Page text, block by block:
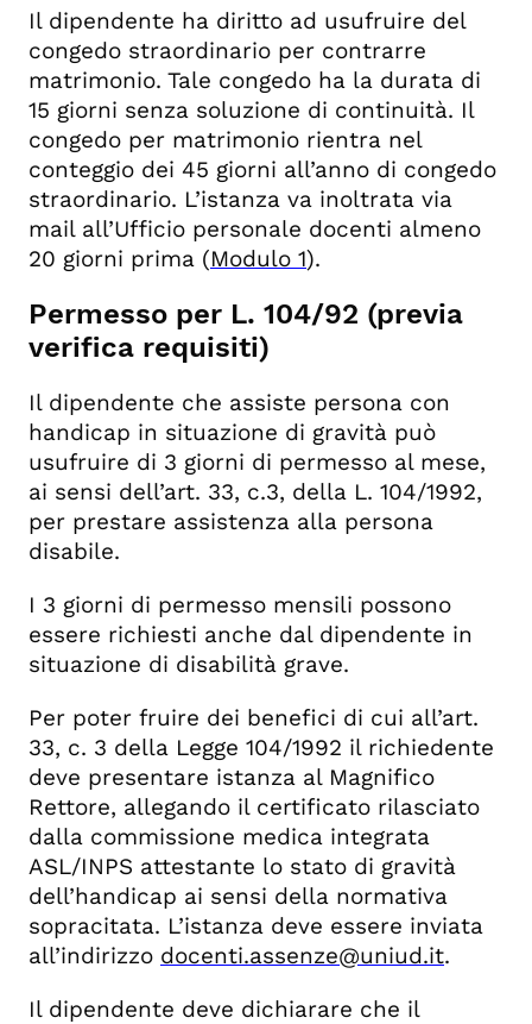
Il dipendente ha diritto ad usufruire del
congedo straordinario per contrarre
matrimonio. Tale congedo ha la durata di
15 giorni senza soluzione di continuità. Il
congedo per matrimonio rientra nel
conteggio dei 45 giorni all’anno di congedo
straordinario. L’istanza va inoltrata via
mail all’Ufficio personale docenti almeno
20 giorni prima (Modulo 1).
Permesso per L. 104/92 (previa
verifica requisiti)
Il dipendente che assiste persona con
handicap in situazione di gravità può
usufruire di 3 giorni di permesso al mese,
ai sensi dell’art. 33, c.3, della L. 104/1992,
per prestare assistenza alla persona
disabile.
I 3 giorni di permesso mensili possono
essere richiesti anche dal dipendente in
situazione di disabilità grave.
Per poter fruire dei benefici di cui all’art.
33, c. 3 della Legge 104/1992 il richiedente
deve presentare istanza al Magnifico
Rettore, allegando il certificato rilasciato
dalla commissione medica integrata
ASL/INPS attestante lo stato di gravità
dell’handicap ai sensi della normativa
sopracitata. L’istanza deve essere inviata
all’indirizzo docenti.assenze@uniud.it.
Il dipendente deve dichiarare che il